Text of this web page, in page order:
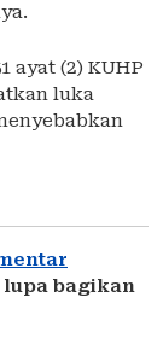
ayat (2) KUHP
luka
lupa bagikan